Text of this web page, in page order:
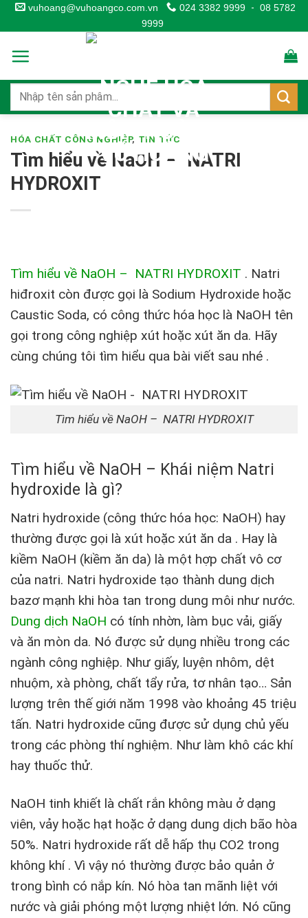
Skip
to
content
vuhoang@vuhoangco.com.vn 024 3382 9999 - 08 5782
9999
HÓA CHẤT CÔNG NGHIỆP, TIN TỨC
Tìm hiểu về NaOH – NATRI
HYDROXIT
Tìm hiểu về NaOH – NATRI HYDROXIT . Natri
hiđroxit còn được gọi là Sodium Hydroxide hoặc
Caustic Soda, có công thức hóa học là NaOH tên
gọi trong công nghiệp xút hoặc xút ăn da. Hãy
cùng chúng tôi tìm hiểu qua bài viết sau nhé .
Tìm hiểu về NaOH – NATRI HYDROXIT
Tìm hiểu về NaOH – Khái niệm Natri
hydroxide là gì?
Natri hydroxide (công thức hóa học: NaOH) hay
thường được gọi là xút hoặc xút ăn da . Hay là
kiềm NaOH (kiềm ăn da) là một hợp chất vô cơ
của natri. Natri hydroxide tạo thành dung dịch
bazơ mạnh khi hòa tan trong dung môi như nước.
Dung dịch NaOH có tính nhờn, làm bục vải, giấy
và ăn mòn da. Nó được sử dụng nhiều trong các
ngành công nghiệp. Như giấy, luyện nhôm, dệt
nhuộm, xà phòng, chất tẩy rửa, tơ nhân tạo… Sản
lượng trên thế giới năm 1998 vào khoảng 45 triệu
tấn. Natri hydroxide cũng được sử dụng chủ yếu
trong các phòng thí nghiệm. Như làm khô các khí
hay thuốc thử.
NaOH tinh khiết là chất rắn không màu ở dạng
viên, vảy hoặc hạt hoặc ở dạng dung dịch bão hòa
50%. Natri hydroxide rất dễ hấp thụ CO2 trong
không khí . Vì vậy nó thường được bảo quản ở
trong bình có nắp kín. Nó hòa tan mãnh liệt với
nước và giải phóng một lượng nhiệt lớn. Nó cũng